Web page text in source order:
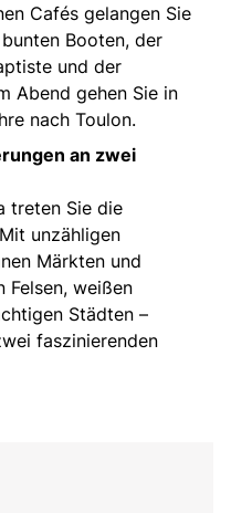
Cafés gelangen Sie
Booten, der
und der
Abend gehen Sie in
nach Toulon.
an zwei
treten Sie die
unzähligen
Märkten und
Felsen, weißen
Städten –
faszinierenden